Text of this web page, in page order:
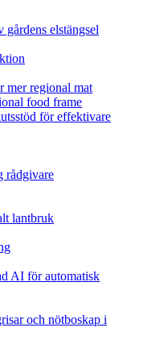
elstängsel
mer regional mat
food frame
för effektivare
rådgivare
lantbruk
AI för automatisk
och nötboskap i